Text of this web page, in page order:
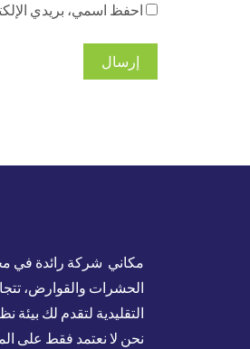
احفظ اسمي، بريدي
مكاني شركة رائدة في
الحشرات والقوارض،
التقليدية لتقدم لك بيئة
نحن لا نعتمد فقط على